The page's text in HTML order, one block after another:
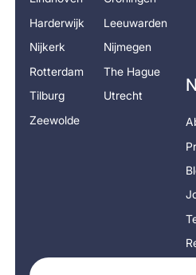
Harderwijk
Leeuwarden
Nijkerk
Nijmegen
Rotterdam
The Hague
Tilburg
Utrecht
Zeewolde